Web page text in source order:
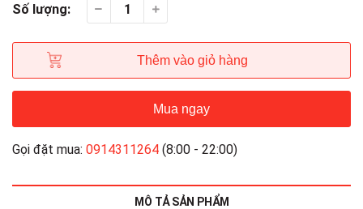
Số lượng:
Thêm vào giỏ hàng
Mua ngay
Gọi đặt mua: 0914311264 (8:00 - 22:00)
MÔ TẢ SẢN PHẨM